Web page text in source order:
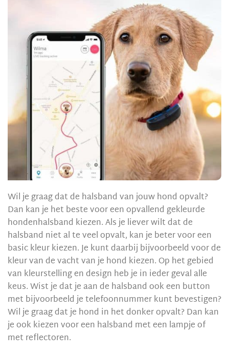
Wil je graag dat de halsband van jouw hond opvalt?
Dan kan je het beste voor een opvallend gekleurde
hondenhalsband kiezen. Als je liever wilt dat de
halsband niet al te veel opvalt, kan je beter voor een
basic kleur kiezen. Je kunt daarbij bijvoorbeeld voor de
kleur van de vacht van je hond kiezen. Op het gebied
van kleurstelling en design heb je in ieder geval alle
keus. Wist je dat je aan de halsband ook een button
met bijvoorbeeld je telefoonnummer kunt bevestigen?
Wil je graag dat je hond in het donker opvalt? Dan kan
je ook kiezen voor een halsband met een lampje of
met reflectoren.